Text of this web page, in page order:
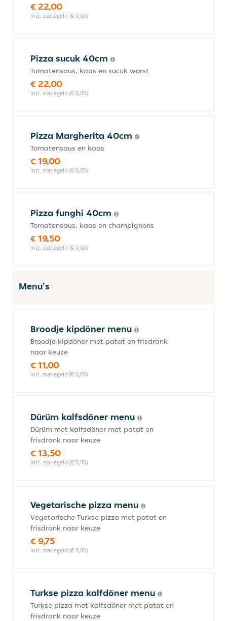
€ 22,00
incl. statiegeld (€ 0,00)
Pizza sucuk 40cm
Tomatensaus, kaas en sucuk worst
€ 22,00
incl. statiegeld (€ 0,00)
Pizza Margherita 40cm
Tomatensaus en kaas
€ 19,00
incl. statiegeld (€ 0,00)
Pizza funghi 40cm
Tomatensaus, kaas en champignons
€ 19,50
incl. statiegeld (€ 0,00)
Menu's
Broodje kipdöner menu
Broodje kipdöner met patat en frisdrank
naar keuze
€ 11,00
incl. statiegeld (€ 0,00)
Dürüm kalfsdöner menu
Dürüm met kalfsdöner met patat en
frisdrank naar keuze
€ 13,50
incl. statiegeld (€ 0,00)
Vegetarische pizza menu
Vegetarische Turkse pizza met patat en
frisdrank naar keuze
€ 9,75
incl. statiegeld (€ 0,00)
Turkse pizza kalfdöner menu
Turkse pizza met kalfsdöner met patat en
frisdrank naar keuze